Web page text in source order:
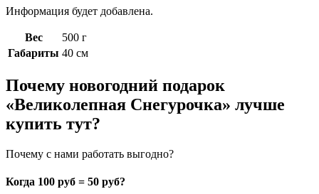
Информация будет добавлена.
Вес
500 г
Габариты 40 см
Почему новогодний подарок
«Великолепная Снегурочка» лучше
купить тут?
Почему с нами работать выгодно?
Когда 100 руб = 50 руб?